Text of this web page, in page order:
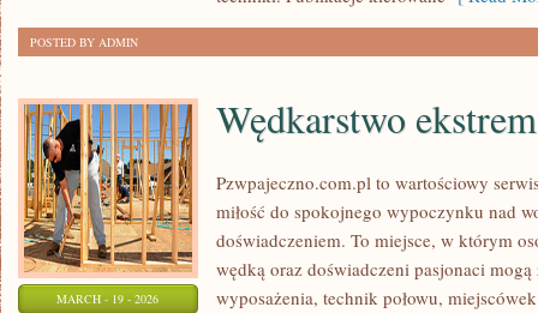
POSTED BY ADMIN
MARCH - 19 - 2026
Wędkarstwo
Pzwpajeczno.com.pl to wartościowy
miłość do spokojnego wypoczynku nad
doświadczeniem. To miejsce, w którym
wędką oraz doświadczeni pasjonaci mogą
wyposażenia, technik połowu,